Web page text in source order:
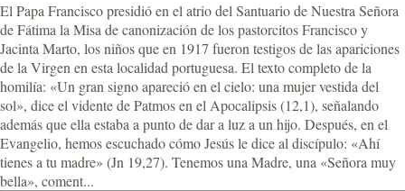
El Papa Francisco presidió en el atrio del Santuario de Nuestra Señora
de Fátima la Misa de canonización de los pastorcitos Francisco y
Jacinta Marto, los niños que en 1917 fueron testigos de las apariciones
de la Virgen en esta localidad portuguesa. El texto completo de la
homilía: «Un gran signo apareció en el cielo: una mujer vestida del
sol», dice el vidente de Patmos en el Apocalipsis (12,1), señalando
además que ella estaba a punto de dar a luz a un hijo. Después, en el
Evangelio, hemos escuchado cómo Jesús le dice al discípulo: «Ahí
tienes a tu madre» (Jn 19,27). Tenemos una Madre, una «Señora muy
bella», coment...